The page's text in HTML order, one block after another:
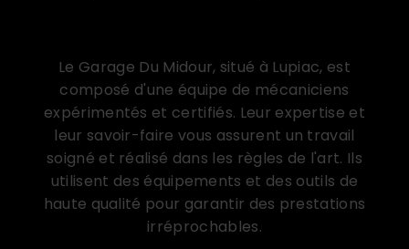
Le Garage Du Midour, situé à Lupiac, est
composé d'une équipe de mécaniciens
expérimentés et certifiés. Leur expertise et
leur savoir-faire vous assurent un travail
soigné et réalisé dans les règles de l'art. Ils
utilisent des équipements et des outils de
haute qualité pour garantir des prestations
irréprochables.